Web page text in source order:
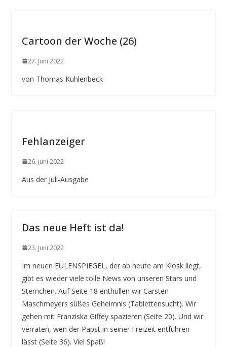
Cartoon der Woche (26)
27. Juni 2022
von Thomas Kuhlenbeck
Fehlanzeiger
26. Juni 2022
Aus der Juli-Ausgabe
Das neue Heft ist da!
23. Juni 2022
Im neuen EULENSPIEGEL, der ab heute am Kiosk liegt,
gibt es wieder viele tolle News von unseren Stars und
Sternchen. Auf Seite 18 enthüllen wir Carsten
Maschmeyers süßes Geheimnis (Tablettensucht). Wir
gehen mit Franziska Giffey spazieren (Seite 20). Und wir
verraten, wen der Papst in seiner Freizeit entführen
lässt (Seite 36). Viel Spaß!